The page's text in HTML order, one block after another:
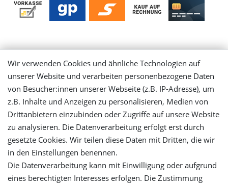
Mein Konto
Login
Registrieren
Versandinformationen
Let's stay connected
Wir verwenden Cookies und ähnliche Technologien auf
unserer Website und verarbeiten personenbezogene Daten
von Besucher:innen unserer Webseite (z.B. IP-Adresse), um
z.B. Inhalte und Anzeigen zu personalisieren, Medien von
Drittanbietern einzubinden oder Zugriffe auf unsere Website
zu analysieren. Die Datenverarbeitung erfolgt erst durch
gesetzte Cookies. Wir teilen diese Daten mit Dritten, die wir
in den Einstellungen benennen.
Die Datenverarbeitung kann mit Einwilligung oder aufgrund
eines berechtigten Interesses erfolgen. Die Zustimmung